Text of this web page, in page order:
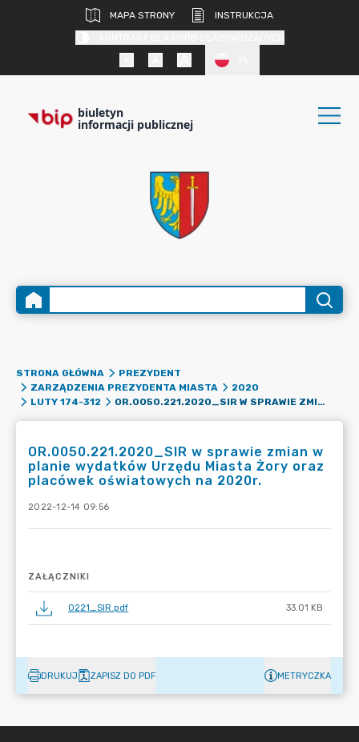
MAPA STRONY
INSTRUKCJA
biuletyn
informacji publicznej
STRONA GŁÓWNA
PREZYDENT
ZARZĄDZENIA PREZYDENTA MIASTA
2020
LUTY 174-312
OR.0050.221.2020_SIR W SPRAWIE ZMIAN W PLANIE WYDATKÓW URZĘDU MIASTA ŻORY ORAZ PLACÓWEK OŚWIATOWYCH NA 2020R.
OR.0050.221.2020_SIR w sprawie zmian w
planie wydatków Urzędu Miasta Żory oraz
placówek oświatowych na 2020r.
2022-12-14 09:56
ZAŁĄCZNIKI
0221_SIR.pdf 33.01 KB
DRUKUJ ZAPISZ DO PDF METRYCZKA